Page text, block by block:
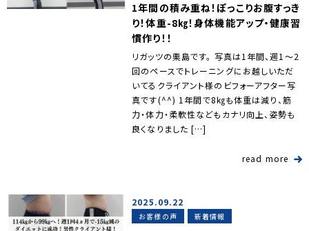
1年間の積み重ね！ぽっこりお腹すっき
り！体重-8㎏！身体機能アップ・健康習
慣作り！！
リガッツの栗島です。 写真は1年間、週1～2
回のペースでトレーニングにお越しいただ
いてるクライアント様のビフォーアフター写
真です(^^) 1年間で8㎏も体重は減り、筋
力・体力・柔軟性などもカナリ向上、姿勢も
良くなりました […]
read more
2025.09.22
お客様の声 新着情報